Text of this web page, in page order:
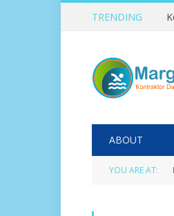
TRENDING
ABOUT
YOU ARE AT: